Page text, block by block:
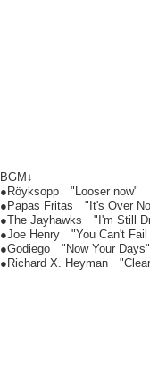
BGM↓
●Röyksopp "Looser now"
●Papas Fritas "It's Over
●The Jayhawks "I'm Still
●Joe Henry "You Can't Fail
●Godiego "Now Your Days"
●Richard X. Heyman